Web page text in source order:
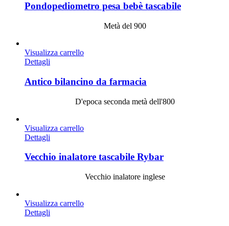
Pondopediometro pesa bebè tascabile
Metà del 900
Visualizza carrello
Dettagli
Antico bilancino da farmacia
D'epoca seconda metà dell'800
Visualizza carrello
Dettagli
Vecchio inalatore tascabile Rybar
Vecchio inalatore inglese
Visualizza carrello
Dettagli